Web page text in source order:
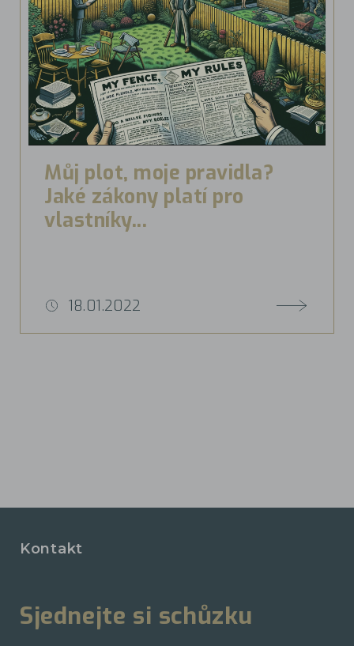
Můj plot, moje pravidla?
Jaké zákony platí pro
vlastníky...
18.01.2022
Kontakt
Sjednejte si schůzku